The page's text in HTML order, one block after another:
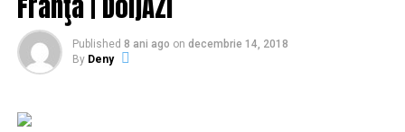
Published 8 ani ago on decembrie 14, 2018
By Deny